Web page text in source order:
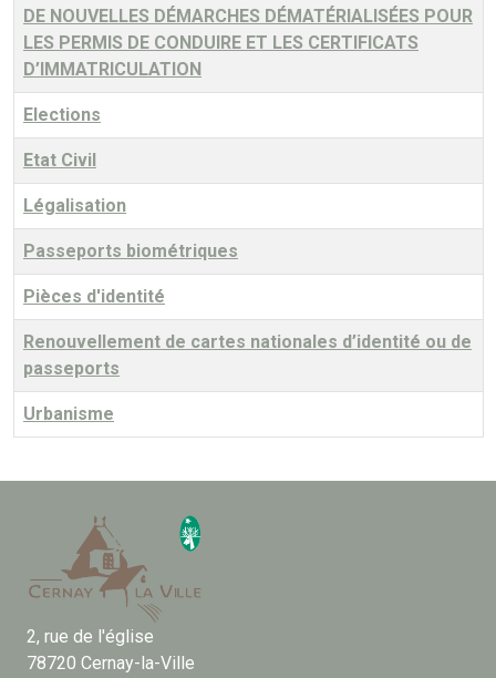
DE NOUVELLES DÉMARCHES DÉMATÉRIALISÉES POUR
LES PERMIS DE CONDUIRE ET LES CERTIFICATS
D’IMMATRICULATION
Elections
Etat Civil
Légalisation
Passeports biométriques
Pièces d'identité
Renouvellement de cartes nationales d’identité ou de
passeports
Urbanisme
2, rue de l'église
78720 Cernay-la-Ville